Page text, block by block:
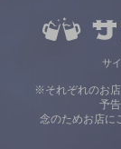
サ
※それぞれのお店
予
念のためお店に